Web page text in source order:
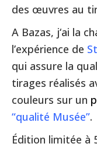
des œuvres au
A Bazas, j‘ai la
l’expérience de
qui assure la
tirages réalisés
couleurs sur un
“qualité Musée”.
Édition limitée à